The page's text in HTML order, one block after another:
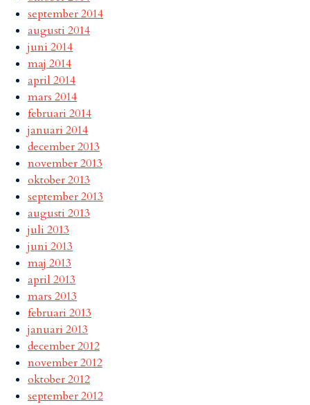
september 2014
augusti 2014
juni 2014
maj 2014
april 2014
mars 2014
februari 2014
januari 2014
december 2013
november 2013
oktober 2013
september 2013
augusti 2013
juli 2013
juni 2013
maj 2013
april 2013
mars 2013
februari 2013
januari 2013
december 2012
november 2012
oktober 2012
september 2012